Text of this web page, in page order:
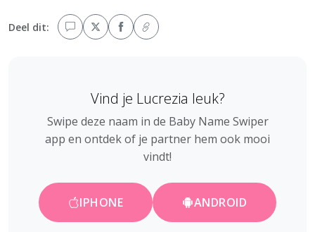
Deel dit:
Vind je Lucrezia leuk?
Swipe deze naam in de Baby Name Swiper
app en ontdek of je partner hem ook mooi
vindt!
IPHONE ANDROID